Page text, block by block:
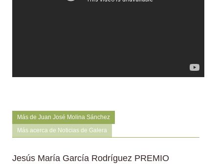
Más de Juan José Molina Sánchez
Más acerca de Noticias de Galera
Jesús María García Rodríguez PREMIO